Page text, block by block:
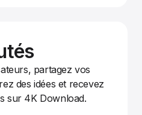
partagez vos
des idées et recevez
sur 4K Download.